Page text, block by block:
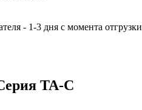
- 1-3 дня с момента отгрузки
TA-C